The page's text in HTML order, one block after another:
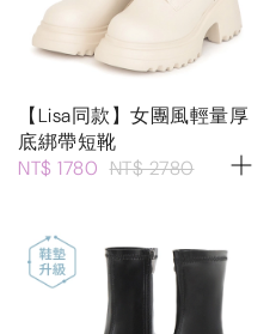
【Lisa同款】女團風輕量厚
底綁帶短靴
NT$ 1780 NT$ 2780